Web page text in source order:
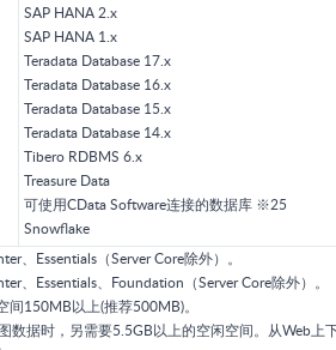
SAP HANA 2.x
SAP HANA 1.x
Teradata Database 17.x
Teradata Database 16.x
Teradata Database 15.x
Teradata Database 14.x
Tibero RDBMS 6.x
Treasure Data
可使用CData Software连接的数据库 ※25
Snowflake
、Essentials（Server Core除外）。
、Essentials、Foundation（Server Core除外）。
150MB以上(推荐500MB)。
据时，另需要5.5GB以上的空闲空间。从Web上